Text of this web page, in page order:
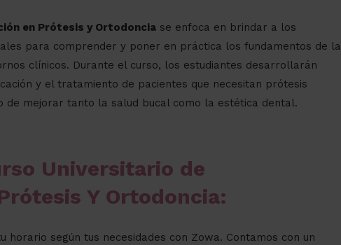
en Prótesis y Ortodoncia se enfoca en brindar a los
para comprender y poner en práctica los fundamentos de la
clínicos. Durante el curso, los estudiantes desarrollarán
y el tratamiento de pacientes que necesitan prótesis
de mejorar tanto la salud bucal como la estética dental.
Universitario de
Y Ortodoncia:
según tus necesidades con Zowa. Contamos con un